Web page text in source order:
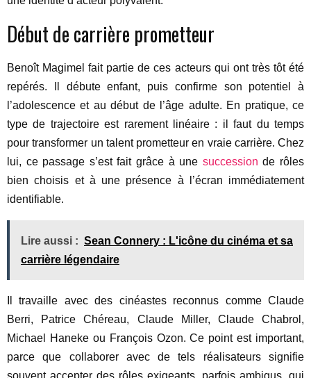
Début de carrière prometteur
Benoît Magimel fait partie de ces acteurs qui ont très tôt été
repérés. Il débute enfant, puis confirme son potentiel à
l’adolescence et au début de l’âge adulte. En pratique, ce
type de trajectoire est rarement linéaire : il faut du temps
pour transformer un talent prometteur en vraie carrière. Chez
lui, ce passage s’est fait grâce à une succession de rôles
bien choisis et à une présence à l’écran immédiatement
identifiable.
Lire aussi : Sean Connery : L'icône du cinéma et sa
carrière légendaire
Il travaille avec des cinéastes reconnus comme Claude
Berri, Patrice Chéreau, Claude Miller, Claude Chabrol,
Michael Haneke ou François Ozon. Ce point est important,
parce que collaborer avec de tels réalisateurs signifie
souvent accepter des rôles exigeants, parfois ambigus, qui